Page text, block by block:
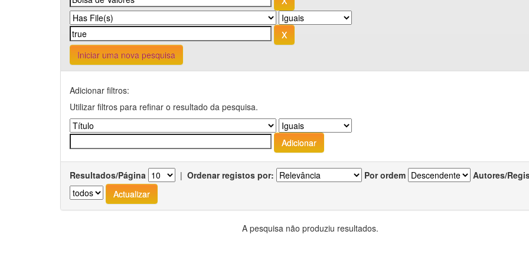
Iniciar uma nova pesquisa
Adicionar filtros:
Utilizar filtros para refinar o resultado da pesquisa.
Resultados/Página | Ordenar registos por: Por ordem Autores/
A pesquisa não produziu resultados.